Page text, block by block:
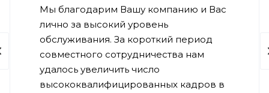
Мы благодарим Вашу компанию и Вас
лично за высокий уровень
обслуживания. За короткий период
совместного сотрудничества нам
удалось увеличить число
высококвалифицированных кадров в